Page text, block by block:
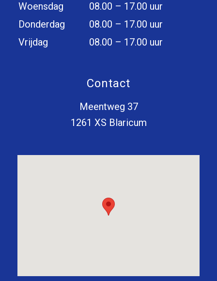
Woensdag
08.00 – 17.00 uur
Donderdag
08.00 – 17.00 uur
Vrijdag
08.00 – 17.00 uur
Contact
Meentweg 37
1261 XS Blaricum